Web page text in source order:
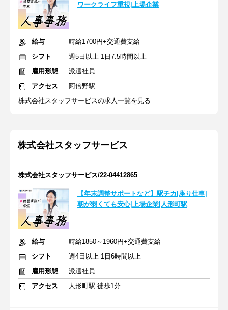
ワークライフ重視|上場企業
給与
時給1700円+交通費支給
シフト
週5日以上 1日7.5時間以上
雇用形態
派遣社員
アクセス
阿倍野駅
株式会社スタッフサービスの求人一覧を見る
株式会社スタッフサービス
株式会社スタッフサービス/22-04412865
【年末調整サポートなど】駅チカ|座り仕事|
朝が弱くても安心|上場企業|人形町駅
給与
時給1850～1960円+交通費支給
シフト
週4日以上 1日6時間以上
雇用形態
派遣社員
アクセス
人形町駅 徒歩1分